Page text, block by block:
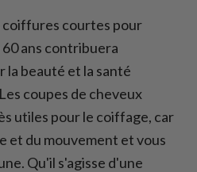
coiffures courtes pour
ans contribuera
la beauté et la santé
coupes de cheveux
utiles pour le coiffage, car
et du mouvement et vous
Qu'il s'agisse d'une